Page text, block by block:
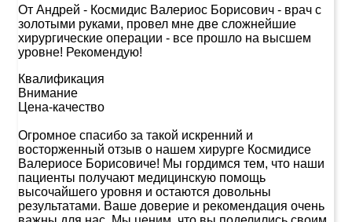
От Андрей - Космидис Валериос Борисович - врач с
золотыми руками, провел мне две сложнейшие
хирургические операции - все прошло на высшем
уровне! Рекомендую!
Квалификация
Внимание
Цена-качество
Огромное спасибо за такой искренний и
восторженный отзыв о нашем хирурге Космидисе
Валериосе Борисовиче! Мы гордимся тем, что наши
пациенты получают медицинскую помощь
высочайшего уровня и остаются довольны
результатами. Ваше доверие и рекомендация очень